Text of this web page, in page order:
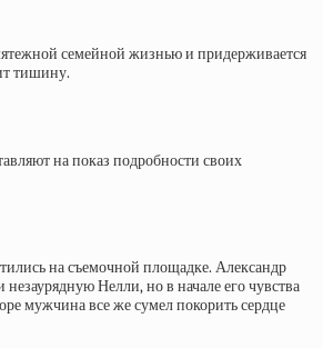
семейной жизнью и придерживается
тишину.
на показ подробности своих
на съемочной площадке. Александр
Нелли, но в начале его чувства
мужчина все же сумел покорить сердце